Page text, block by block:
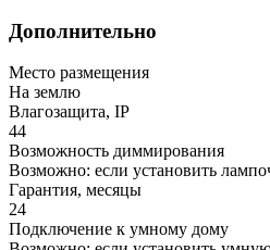
Дополнительно
Место размещения
На землю
Влагозащита, IP
44
Возможность диммирования
Возможно: если установить
Гарантия, месяцы
24
Подключение к умному дому